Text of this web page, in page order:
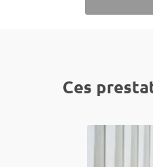
Ces